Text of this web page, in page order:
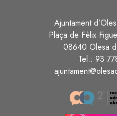
Ajuntament
Plaça de Fèlix
08640 Olesa
Tel.: 93
Image